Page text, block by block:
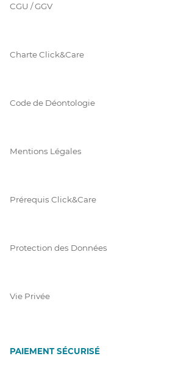
CGU / GGV
Charte Click&Care
Code de Déontologie
Mentions Légales
Prérequis Click&Care
Protection des Données
Vie Privée
PAIEMENT SÉCURISÉ